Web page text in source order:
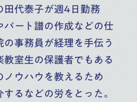
田代泰子が週4日勤務
パート譜の作成などの仕
事務員が経理を手伝う
室生の保護者でもある
ウハウを教えるため
るなどの労をとった。